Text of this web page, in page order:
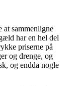
at sammenligne
har en hel del
priserne på
og drenge, og
og endda nogle